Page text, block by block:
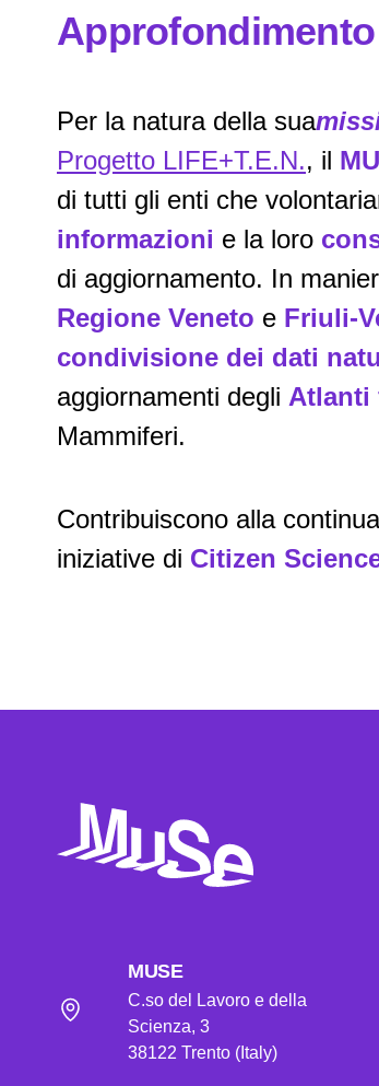
Approfondimento
Per la natura della sua
Progetto LIFE+T.E.N., il
di tutti gli enti che
informazioni e la loro
di aggiornamento. In
Regione Veneto e Friuli-
condivisione dei dati
aggiornamenti degli Atlanti
Mammiferi.
Contribuiscono alla
iniziative di Citizen
MUSE
C.so del Lavoro e della
Scienza, 3
38122 Trento (Italy)